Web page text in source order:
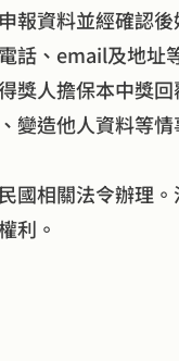
報資料並經確認
話、email及地址
獎人擔保本中獎
變造他人資料等
國相關法令辦理
利。